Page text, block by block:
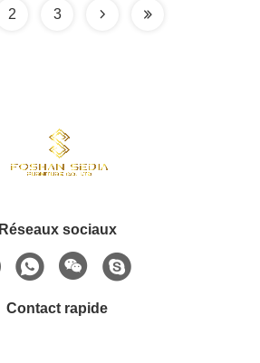
2 3
Réseaux sociaux
Contact rapide